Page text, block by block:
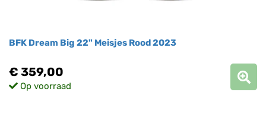
BFK Dream Big 22" Meisjes Rood 2023
€ 359,00
Op voorraad